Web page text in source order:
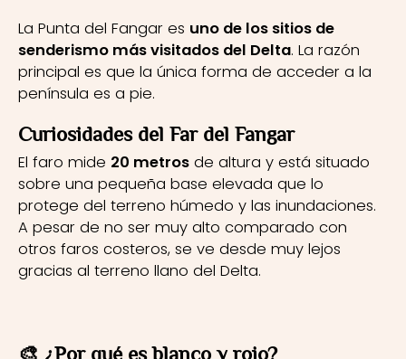
La Punta del Fangar es uno de los sitios de
senderismo más visitados del Delta. La razón
principal es que la única forma de acceder a la
península es a pie.
Curiosidades del Far del Fangar
El faro mide 20 metros de altura y está situado
sobre una pequeña base elevada que lo
protege del terreno húmedo y las inundaciones.
A pesar de no ser muy alto comparado con
otros faros costeros, se ve desde muy lejos
gracias al terreno llano del Delta.
🎨 ¿Por qué es blanco y rojo?